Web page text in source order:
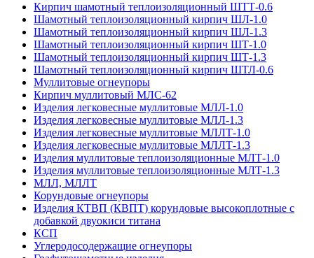
Кирпич шамотный теплоизоляционный ШТТ-0.6
Шамотный теплоизоляционный кирпич ШЛ-1.0
Шамотный теплоизоляционный кирпич ШЛ-1.3
Шамотный теплоизоляционный кирпич ШТ-1.0
Шамотный теплоизоляционный кирпич ШТ-1.3
Шамотный теплоизоляционный кирпич ШТЛ-0.6
Муллитовые огнеупоры
Кирпич муллитовый МЛС-62
Изделия легковесные муллитовые МЛЛ-1.0
Изделия легковесные муллитовые МЛЛ-1.3
Изделия легковесные муллитовые МЛЛТ-1.0
Изделия легковесные муллитовые МЛЛТ-1.3
Изделия муллитовые теплоизоляционные МЛТ-1.0
Изделия муллитовые теплоизоляционные МЛТ-1.3
МЛЛ, МЛЛТ
Корундовые огнеупоры
Изделия КТВП (КВПТ) корундовые высокоплотные с
добавкой двуокиси титана
КСП
Углеродо­содержащие огнеупоры